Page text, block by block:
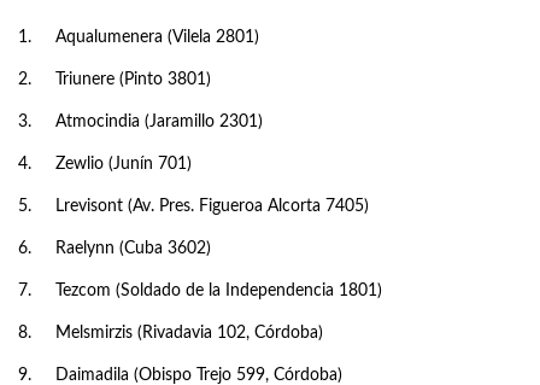
Aqualumenera (Vilela 2801)
Triunere (Pinto 3801)
Atmocindia (Jaramillo 2301)
Zewlio (Junín 701)
Lrevisont (Av. Pres. Figueroa Alcorta 7405)
Raelynn (Cuba 3602)
Tezcom (Soldado de la Independencia 1801)
Melsmirzis (Rivadavia 102, Córdoba)
Daimadila (Obispo Trejo 599, Córdoba)